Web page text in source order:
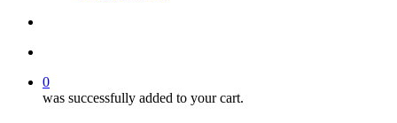
0
was successfully added to your cart.